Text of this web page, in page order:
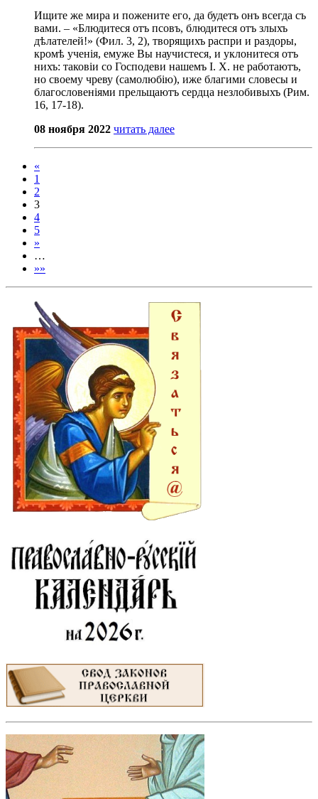
Ищите же мира и пожените его, да будетъ онъ всегда съ
вами. – «Блюдитеся отъ псовъ, блюдитеся отъ злыхъ
дѣлателей!» (Фил. 3, 2), творящихъ распри и раздоры,
кромѣ ученія, емуже Вы научистеся, и уклонитеся отъ
нихъ: таковіи со Господеви нашемъ I. X. не работаютъ,
но своему чреву (самолюбію), иже благими словесы и
благословеніями прельщаютъ сердца незлобивыхъ (Рим.
16, 17-18).
08 ноября 2022 читать далее
«
1
2
3
4
5
»
…
»»